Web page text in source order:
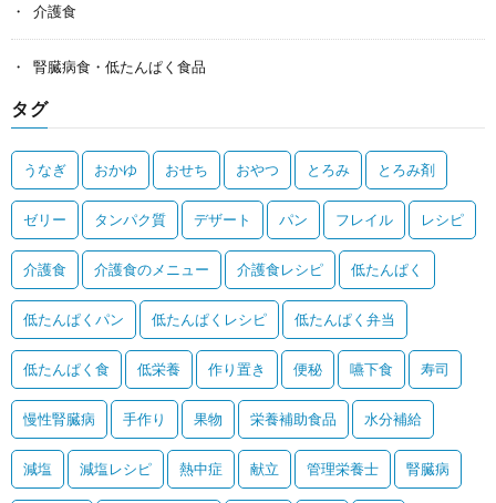
介護食
腎臓病食・低たんぱく食品
タグ
うなぎ おかゆ おせち おやつ とろみ とろみ剤
ゼリー タンパク質 デザート パン フレイル レシピ
介護食 介護食のメニュー 介護食レシピ 低たんぱく
低たんぱくパン 低たんぱくレシピ 低たんぱく弁当
低たんぱく食 低栄養 作り置き 便秘 嚥下食 寿司
慢性腎臓病 手作り 果物 栄養補助食品 水分補給
減塩 減塩レシピ 熱中症 献立 管理栄養士 腎臓病